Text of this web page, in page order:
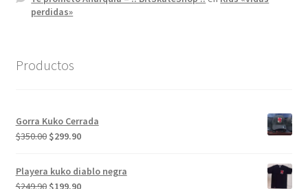
perdidas»
Productos
Gorra Kuko Cerrada
$350.00 El
original
era:
$299.90El
actual
es:
Playera kuko diablo negra
$249.90 El
$199.90El